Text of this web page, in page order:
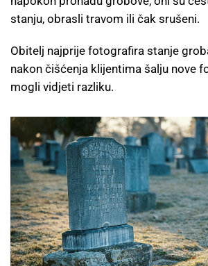
stanju, obrasli travom ili čak srušeni.
Obitelj najprije fotografira stanje
nakon čišćenja klijentima šalju nove
mogli vidjeti razliku.